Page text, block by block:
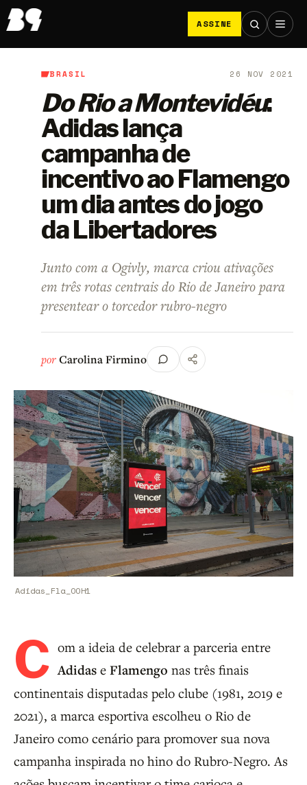
ASSINE
B9/Brasil
BRASIL 26 NOV 2021
Do Rio a Montevidéu:
Adidas lança
campanha de
incentivo ao Flamengo
um dia antes do jogo
da Libertadores
Junto com a Ogivly, marca criou ativações
em três rotas centrais do Rio de Janeiro para
presentear o torcedor rubro-negro
porCarolina Firmino
Adidas_Fla_OOH1
C om a ideia de celebrar a parceria entre
Adidas e Flamengo nas três finais
continentais disputadas pelo clube (1981, 2019 e
2021), a marca esportiva escolheu o Rio de
Janeiro como cenário para promover sua nova
campanha inspirada no hino do Rubro-Negro. As